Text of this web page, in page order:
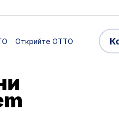
Открийте OTTO